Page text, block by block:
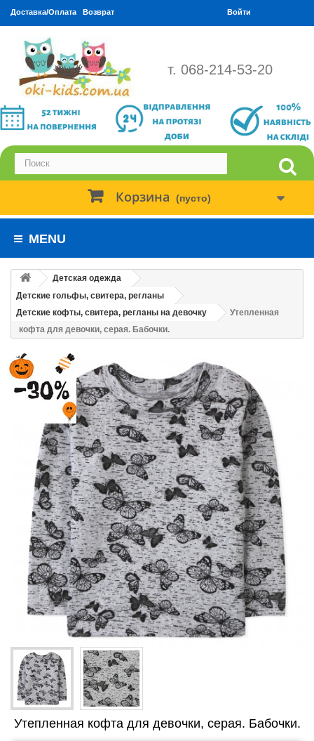
Доставка/Оплата Возврат Войти
т. 068-214-53-20
Корзина (пусто)
MENU
Детская одежда
Детские гольфы, свитера, регланы
Детские кофты, свитера, регланы на девочку
Утепленная
кофта для девочки, серая. Бабочки.
Утепленная кофта для девочки, серая. Бабочки.